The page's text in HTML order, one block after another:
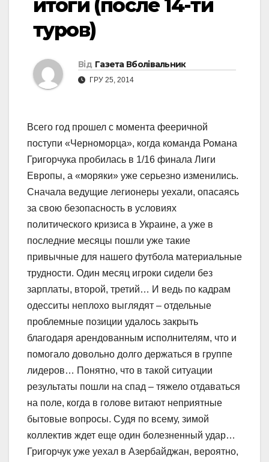
итоги (после 14-ти
туров)
Від Газета Вболівальник
ГРУ 25, 2014
Всего год прошел с момента фееричной
поступи «Черноморца», когда команда Романа
Григорчука пробилась в 1/16 финала Лиги
Европы, а «моряки» уже серьезно изменились.
Сначала ведущие легионеры уехали, опасаясь
за свою безопасность в условиях
политического кризиса в Украине, а уже в
последние месяцы пошли уже такие
привычные для нашего футбола материальные
трудности. Один месяц игроки сидели без
зарплаты, второй, третий… И ведь по кадрам
одесситы неплохо выглядят – отдельные
проблемные позиции удалось закрыть
благодаря арендованным исполнителям, что и
помогало довольно долго держаться в группе
лидеров… Понятно, что в такой ситуации
результаты пошли на спад – тяжело отдаваться
на поле, когда в голове витают неприятные
бытовые вопросы. Судя по всему, зимой
коллектив ждет еще один болезненный удар…
Григорчук уже уехал в Азербайджан, вероятно,